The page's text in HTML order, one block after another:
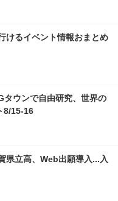
けるイベント情報おまとめ
タウンで自由研究、世界の
8/15-16
県立高、Web出願導入...入